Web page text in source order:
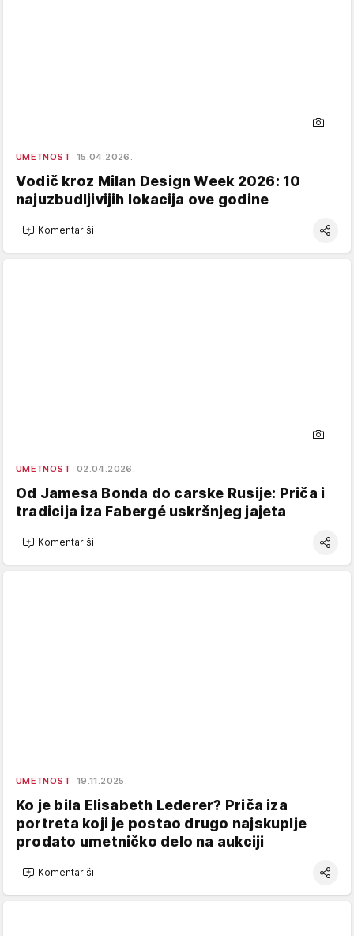
UMETNOST 15.04.2026.
Vodič kroz Milan Design Week 2026: 10
najuzbudljivijih lokacija ove godine
Komentariši
UMETNOST 02.04.2026.
Od Jamesa Bonda do carske Rusije: Priča i
tradicija iza Fabergé uskršnjeg jajeta
Komentariši
UMETNOST 19.11.2025.
Ko je bila Elisabeth Lederer? Priča iza
portreta koji je postao drugo najskuplje
prodato umetničko delo na aukciji
Komentariši